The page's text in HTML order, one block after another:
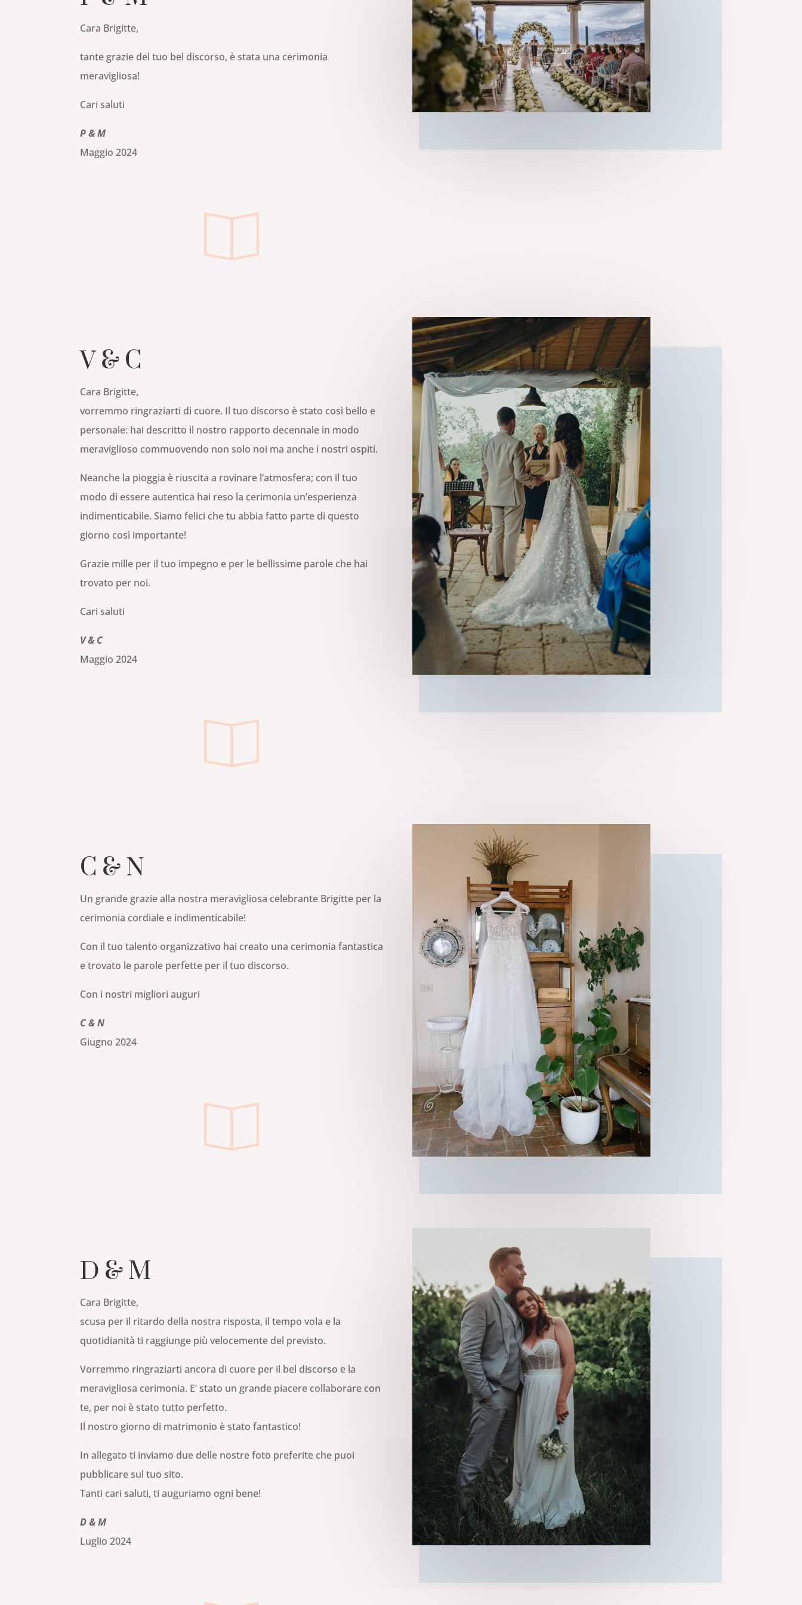
Cara Brigitte,
tante grazie del tuo bel discorso, è stata una cerimonia
meravigliosa!
Cari saluti
P & M
Maggio 2024
V & C
Cara Brigitte,
vorremmo ringraziarti di cuore. Il tuo discorso è stato così bello e
personale: hai descritto il nostro rapporto decennale in modo
meraviglioso commuovendo non solo noi ma anche i nostri ospiti.
Neanche la pioggia è riuscita a rovinare l’atmosfera; con il tuo
modo di essere autentica hai reso la cerimonia un’esperienza
indimenticabile. Siamo felici che tu abbia fatto parte di questo
giorno così importante!
Grazie mille per il tuo impegno e per le bellissime parole che hai
trovato per noi.
Cari saluti
V & C
Maggio 2024
C & N
Un grande grazie alla nostra meravigliosa celebrante Brigitte per la
cerimonia cordiale e indimenticabile!
Con il tuo talento organizzativo hai creato una cerimonia fantastica
e trovato le parole perfette per il tuo discorso.
Con i nostri migliori auguri
C & N
Giugno 2024
D & M
Cara Brigitte,
scusa per il ritardo della nostra risposta, il tempo vola e la
quotidianità ti raggiunge più velocemente del previsto.
Vorremmo ringraziarti ancora di cuore per il bel discorso e la
meravigliosa cerimonia. E’ stato un grande piacere collaborare con
te, per noi è stato tutto perfetto.
Il nostro giorno di matrimonio è stato fantastico!
In allegato ti inviamo due delle nostre foto preferite che puoi
pubblicare sul tuo sito.
Tanti cari saluti, ti auguriamo ogni bene!
D & M
Luglio 2024